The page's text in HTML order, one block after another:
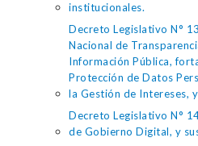
institucionales.
Decreto Legislativo N°
Nacional de
Información Pública,
Protección de Datos
la Gestión de Intereses,
Decreto Legislativo N°
de Gobierno Digital, y